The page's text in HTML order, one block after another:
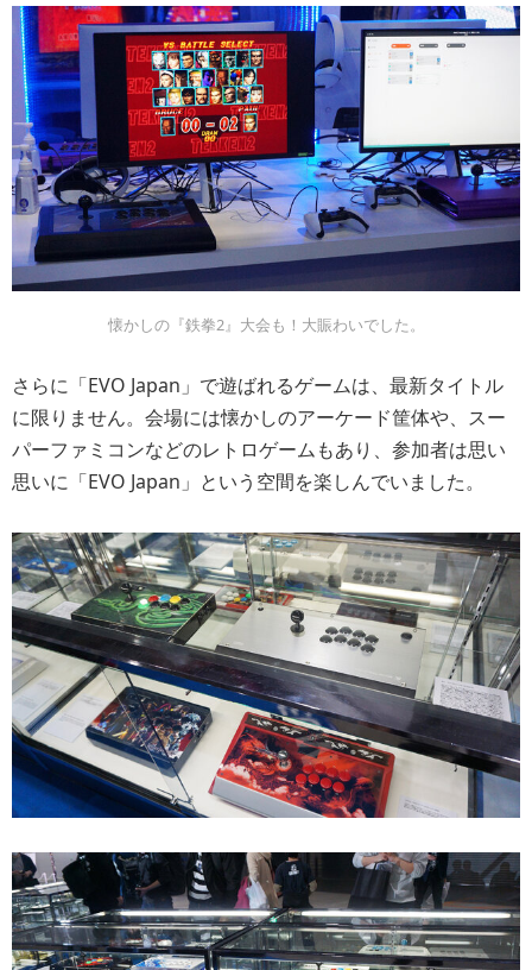
懐かしの『鉄拳2』大会も！大賑わいでした。
さらに「EVO Japan」で遊ばれるゲームは、最新タイトル
に限りません。会場には懐かしのアーケード筐体や、スー
パーファミコンなどのレトロゲームもあり、参加者は思い
思いに「EVO Japan」という空間を楽しんでいました。